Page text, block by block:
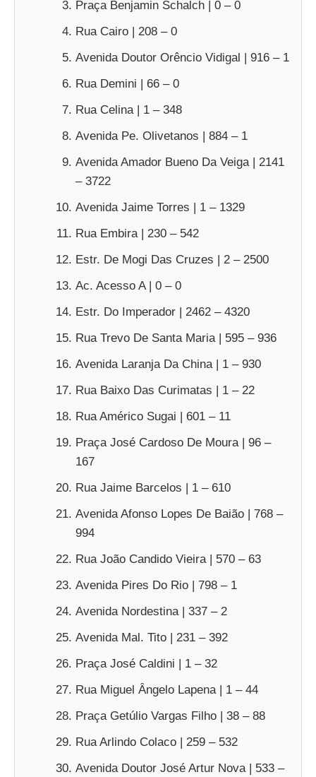
Praça Benjamin Schalch | 0 – 0
Rua Cairo | 208 – 0
Avenida Doutor Orêncio Vidigal | 916 – 1
Rua Demini | 66 – 0
Rua Celina | 1 – 348
Avenida Pe. Olivetanos | 884 – 1
Avenida Amador Bueno Da Veiga | 2141
– 3722
Avenida Jaime Torres | 1 – 1329
Rua Embira | 230 – 542
Estr. De Mogi Das Cruzes | 2 – 2500
Ac. Acesso A | 0 – 0
Estr. Do Imperador | 2462 – 4320
Rua Trevo De Santa Maria | 595 – 936
Avenida Laranja Da China | 1 – 930
Rua Baixo Das Curimatas | 1 – 22
Rua Américo Sugai | 601 – 11
Praça José Cardoso De Moura | 96 –
167
Rua Jaime Barcelos | 1 – 610
Avenida Afonso Lopes De Baião | 768 –
994
Rua João Candido Vieira | 570 – 63
Avenida Pires Do Rio | 798 – 1
Avenida Nordestina | 337 – 2
Avenida Mal. Tito | 231 – 392
Praça José Caldini | 1 – 32
Rua Miguel Ângelo Lapena | 1 – 44
Praça Getúlio Vargas Filho | 38 – 88
Rua Arlindo Colaco | 259 – 532
Avenida Doutor José Artur Nova | 533 –